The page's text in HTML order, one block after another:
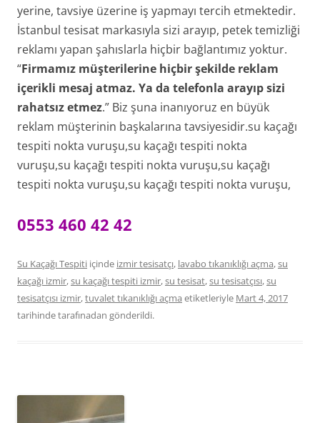
yerine, tavsiye üzerine iş yapmayı tercih etmektedir.
İstanbul tesisat markasıyla sizi arayıp, petek temizliği
reklamı yapan şahıslarla hiçbir bağlantımız yoktur.
“Firmamız müşterilerine hiçbir şekilde reklam
içerikli mesaj atmaz. Ya da telefonla arayıp sizi
rahatsız etmez.” Biz şuna inanıyoruz en büyük
reklam müşterinin başkalarına tavsiyesidir.su kaçağı
tespiti nokta vuruşu,su kaçağı tespiti nokta
vuruşu,su kaçağı tespiti nokta vuruşu,su kaçağı
tespiti nokta vuruşu,su kaçağı tespiti nokta vuruşu,
0553 460 42 42
Su Kaçağı Tespiti içinde izmir tesisatçı, lavabo tıkanıklığı açma,su
kaçağı izmir,su kaçağı tespiti izmir,su tesisat,su tesisatçısı,su
tesisatçısı izmir,tuvalet tıkanıklığı açma etiketleriyle Mart 4, 2017
tarihindetarafınadan gönderildi.